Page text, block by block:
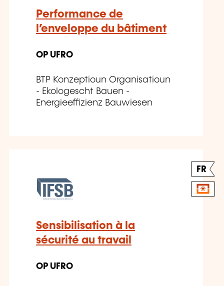
Performance de
l’enveloppe du bâtiment
OP UFRO
BTP Konzeptioun Organisatioun
- Ekologescht Bauen -
Energieeffizienz Bauwiesen
FR
Sensibilisation à la
sécurité au travail
OP UFRO